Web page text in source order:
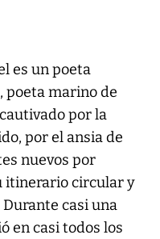
es un poeta
poeta marino de
por la
por el ansia de
nuevos por
itinerario circular y
casi una
en casi todos los